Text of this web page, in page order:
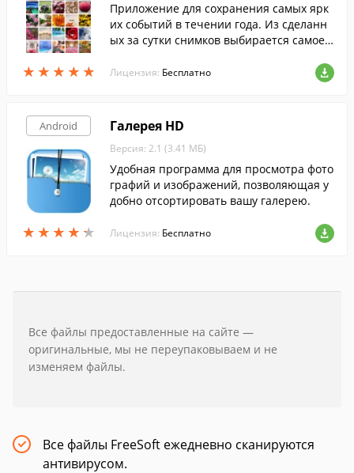
★ ★ ★ ★ ★
★ ★ ★ ★ ★
Приложение для сохранения самых ярк
их событий в течении года. Из сделанн
ых за сутки снимков выбирается самое л
овать этот день, и загружается в прилож
Лицензия: Бесплатно
Android
★ ★ ★ ★ ★
★ ★ ★ ★ ★
Галерея HD
Версия: 2.1 (3.41 МБ)
Удобная программа для просмотра фото
графий и изображений, позволяющая у
добно отсортировать вашу галерею.
Лицензия: Бесплатно
Все файлы предоставленные на сайте —
оригинальные, мы не переупаковываем и не
изменяем файлы.
Все файлы FreeSoft ежедневно сканируются
антивирусом.